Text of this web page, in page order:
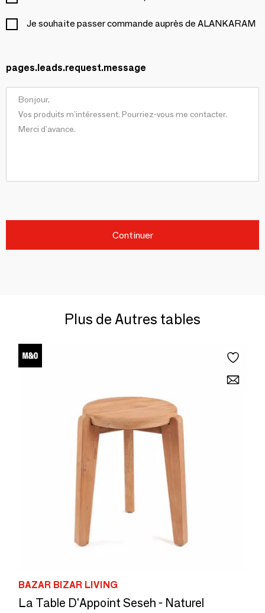
Je souhaite passer commande auprès de ALANKARAM
pages.leads.request.message
Continuer
Plus de Autres tables
BAZAR BIZAR LIVING
La Table D'Appoint Seseh - Naturel